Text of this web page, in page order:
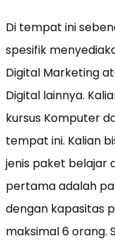
Di tempat ini
spesifik
Digital Marketing
Digital lainnya.
kursus Komputer
tempat ini. Kalian
jenis paket belajar
pertama adalah
dengan kapasitas
maksimal 6 orang.